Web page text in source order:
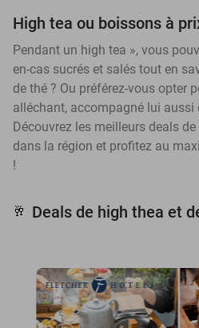
High tea ou boissons à
Pendant un high tea », vous
en-cas sucrés et salés tout en
de thé ? Ou préférez-vous opter
alléchant, accompagné lui aussi
Découvrez les meilleurs deals
dans la région et profitez au
!
🥂 Deals de high thea et